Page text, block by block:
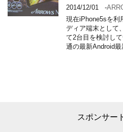
2014/12/01 -
現在iPhone5sを利
ディア端末として
て2台目を検討し
通の最新Android
スポンサー